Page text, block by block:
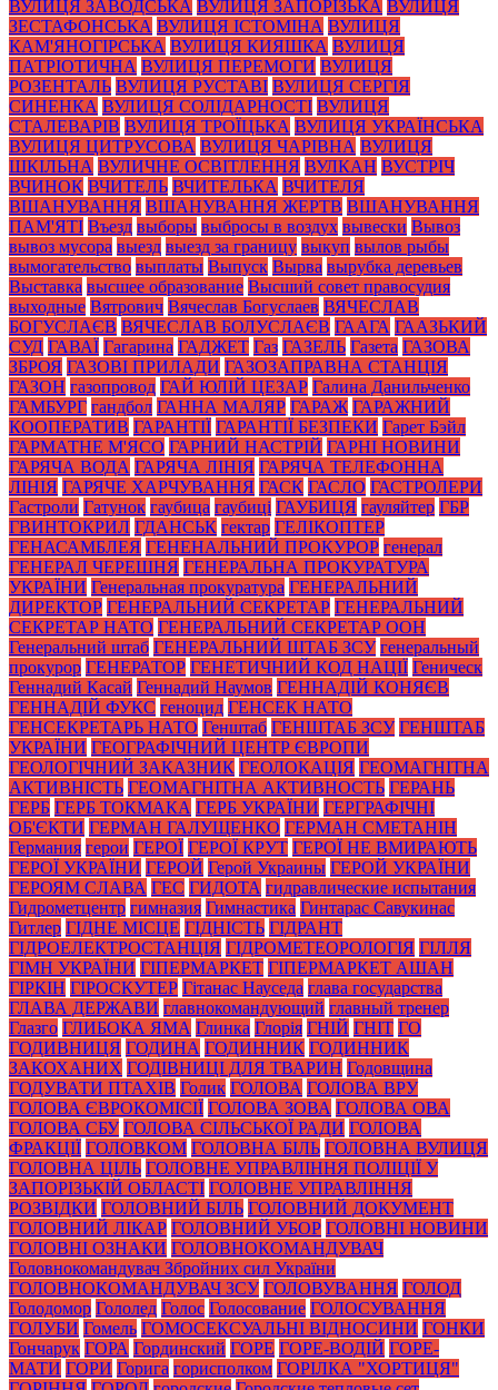
ВУЛИЦЯ ЗАВОДСЬКА ВУЛИЦЯ ЗАПОРІЗЬКА ВУЛИЦЯ
ЗЕСТАФОНСЬКА ВУЛИЦЯ ІСТОМІНА ВУЛИЦЯ
КАМ'ЯНОГІРСЬКА ВУЛИЦЯ КИЯШКА ВУЛИЦЯ
ПАТРІОТИЧНА ВУЛИЦЯ ПЕРЕМОГИ ВУЛИЦЯ
РОЗЕНТАЛЬ ВУЛИЦЯ РУСТАВІ ВУЛИЦЯ СЕРГІЯ
СИНЕНКА ВУЛИЦЯ СОЛІДАРНОСТІ ВУЛИЦЯ
СТАЛЕВАРІВ ВУЛИЦЯ ТРОЇЦЬКА ВУЛИЦЯ УКРАЇНСЬКА
ВУЛИЦЯ ЦИТРУСОВА ВУЛИЦЯ ЧАРІВНА ВУЛИЦЯ
ШКІЛЬНА ВУЛИЧНЕ ОСВІТЛЕННЯ ВУЛКАН ВУСТРІЧ
ВЧИНОК ВЧИТЕЛЬ ВЧИТЕЛЬКА ВЧИТЕЛЯ
ВШАНУВАННЯ ВШАНУВАННЯ ЖЕРТВ ВШАНУВАННЯ
ПАМ'ЯТІ Въезд выборы выбросы в воздух вывески Вывоз
вывоз мусора выезд выезд за границу выкуп вылов рыбы
вымогательство выплаты Выпуск Вырва вырубка деревьев
Выставка высшее образование Высший совет правосудия
выходные Вятрович Вячеслав Богуслаев ВЯЧЕСЛАВ
БОГУСЛАЄВ ВЯЧЕСЛАВ БОЛУСЛАЄВ ГААГА ГААЗЬКИЙ
СУД ГАВАЇ Гагарина ГАДЖЕТ Газ ГАЗЕЛЬ Газета ГАЗОВА
ЗБРОЯ ГАЗОВІ ПРИЛАДИ ГАЗОЗАПРАВНА СТАНЦІЯ
ГАЗОН газопровод ГАЙ ЮЛІЙ ЦЕЗАР Галина Данильченко
ГАМБУРГ гандбол ГАННА МАЛЯР ГАРАЖ ГАРАЖНИЙ
КООПЕРАТИВ ГАРАНТІЇ ГАРАНТІЇ БЕЗПЕКИ Гарет Бэйл
ГАРМАТНЕ М'ЯСО ГАРНИЙ НАСТРІЙ ГАРНІ НОВИНИ
ГАРЯЧА ВОДА ГАРЯЧА ЛІНІЯ ГАРЯЧА ТЕЛЕФОННА
ЛІНІЯ ГАРЯЧЕ ХАРЧУВАННЯ ГАСК ГАСЛО ГАСТРОЛЕРИ
Гастроли Гатунок гаубица гаубиці ГАУБИЦЯ гауляйтер ГБР
ГВИНТОКРИЛ ГДАНСЬК гектар ГЕЛІКОПТЕР
ГЕНАСАМБЛЕЯ ГЕНЕНАЛЬНИЙ ПРОКУРОР генерал
ГЕНЕРАЛ ЧЕРЕШНЯ ГЕНЕРАЛЬНА ПРОКУРАТУРА
УКРАЇНИ Генеральная прокуратура ГЕНЕРАЛЬНИЙ
ДИРЕКТОР ГЕНЕРАЛЬНИЙ СЕКРЕТАР ГЕНЕРАЛЬНИЙ
СЕКРЕТАР НАТО ГЕНЕРАЛЬНИЙ СЕКРЕТАР ООН
Генеральний штаб ГЕНЕРАЛЬНИЙ ШТАБ ЗСУ генеральный
прокурор ГЕНЕРАТОР ГЕНЕТИЧНИЙ КОД НАЦІЇ Геническ
Геннадий Касай Геннадий Наумов ГЕННАДІЙ КОНЯЄВ
ГЕННАДІЙ ФУКС геноцид ГЕНСЕК НАТО
ГЕНСЕКРЕТАРЬ НАТО Генштаб ГЕНШТАБ ЗСУ ГЕНШТАБ
УКРАЇНИ ГЕОГРАФІЧНИЙ ЦЕНТР ЄВРОПИ
ГЕОЛОГІЧНИЙ ЗАКАЗНИК ГЕОЛОКАЦІЯ ГЕОМАГНІТНА
АКТИВНІСТЬ ГЕОМАГНІТНА АКТИВНОСТЬ ГЕРАНЬ
ГЕРБ ГЕРБ ТОКМАКА ГЕРБ УКРАЇНИ ГЕРГРАФІЧНІ
ОБ'ЄКТИ ГЕРМАН ГАЛУЩЕНКО ГЕРМАН СМЕТАНІН
Германия герои ГЕРОЇ ГЕРОЇ КРУТ ГЕРОЇ НЕ ВМИРАЮТЬ
ГЕРОЇ УКРАЇНИ ГЕРОЙ Герой Украины ГЕРОЙ УКРАЇНИ
ГЕРОЯМ СЛАВА ГЕС ГИДОТА гидравлические испытания
Гидрометцентр гимназия Гимнастика Гинтарас Савукинас
Гитлер ГІДНЕ МІСЦЕ ГІДНІСТЬ ГІДРАНТ
ГІДРОЕЛЕКТРОСТАНЦІЯ ГІДРОМЕТЕОРОЛОГІЯ ГІЛЛЯ
ГІМН УКРАЇНИ ГІПЕРМАРКЕТ ГІПЕРМАРКЕТ АШАН
ГІРКІН ГІРОСКУТЕР Гітанас Науседа глава государства
ГЛАВА ДЕРЖАВИ главнокомандующий главный тренер
Глазго ГЛИБОКА ЯМА Глинка Глорія ГНІЙ ГНІТ ГО
ГОДИВНИЦЯ ГОДИНА ГОДИННИК ГОДИННИК
ЗАКОХАНИХ ГОДІВНИЦІ ДЛЯ ТВАРИН Годовщина
ГОДУВАТИ ПТАХІВ Голик ГОЛОВА ГОЛОВА ВРУ
ГОЛОВА ЄВРОКОМІСІЇ ГОЛОВА ЗОВА ГОЛОВА ОВА
ГОЛОВА СБУ ГОЛОВА СІЛЬСЬКОЇ РАДИ ГОЛОВА
ФРАКЦІЇ ГОЛОВКОМ ГОЛОВНА БІЛЬ ГОЛОВНА ВУЛИЦЯ
ГОЛОВНА ЦІЛЬ ГОЛОВНЕ УПРАВЛІННЯ ПОЛІЦІЇ У
ЗАПОРІЗЬКІЙ ОБЛАСТІ ГОЛОВНЕ УПРАВЛІННЯ
РОЗВІДКИ ГОЛОВНИЙ БІЛЬ ГОЛОВНИЙ ДОКУМЕНТ
ГОЛОВНИЙ ЛІКАР ГОЛОВНИЙ УБОР ГОЛОВНІ НОВИНИ
ГОЛОВНІ ОЗНАКИ ГОЛОВНОКОМАНДУВАЧ
Головнокомандувач Збройних сил України
ГОЛОВНОКОМАНДУВАЧ ЗСУ ГОЛОВУВАННЯ ГОЛОД
Голодомор Гололед Голос Голосование ГОЛОСУВАННЯ
ГОЛУБИ Гомель ГОМОСЕКСУАЛЬНІ ВІДНОСИНИ ГОНКИ
Гончарук ГОРА Гординский ГОРЕ ГОРЕ-ВОДІЙ ГОРЕ-
МАТИ ГОРИ Горига горисполком ГОРІЛКА "ХОРТИЦЯ"